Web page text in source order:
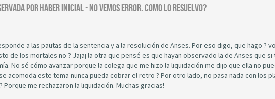
POR HABER INICIAL - NO VEMOS ERROR. COMO LO RESUELVO?
a las pautas de la sentencia y a la resolución de Anses. Por eso digo, que hago ?
de los mortales no ? Jajaj la otra que pensé es que hayan observado la de Anses que
No sé cómo avanzar porque la colega que me hizo la liquidación me dijo que ella no
acomoda este tema nunca pueda cobrar el retro ? Por otro lado, no pasa nada con los
me rechazaron la liquidación. Muchas gracias!